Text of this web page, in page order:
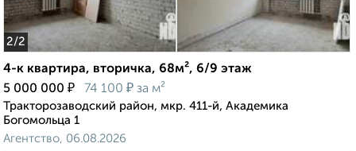
2/2
4-к квартира, вторичка, 68м², 6/9 этаж
5 000 000 ₽ 74 100 ₽ за м²
Тракторозаводский район, мкр. 411-й, Академика
Богомольца 1
Агентство, 06.08.2026